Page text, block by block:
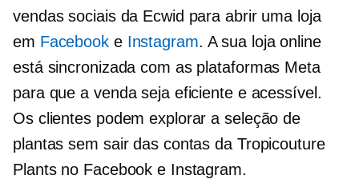
vendas sociais da Ecwid para abrir uma loja
em Facebooke Instagram. A sua loja online
está sincronizada com as plataformas Meta
para que a venda seja eficiente e acessível.
Os clientes podem explorar a seleção de
plantas sem sair das contas da Tropicouture
Plants no Facebook e Instagram.